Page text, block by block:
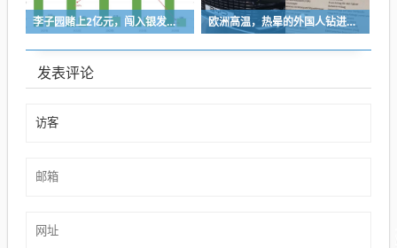
李子园赌上2亿元，闯入银发市场 欧洲高温，热晕的外国人钻进中国新能源车里避暑
发表评论